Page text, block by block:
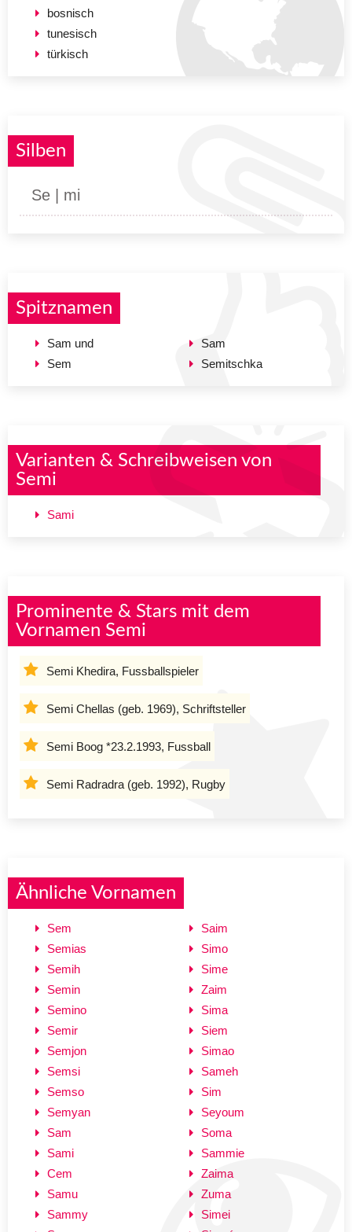
bosnisch
tunesisch
türkisch
Silben
Se | mi
Spitznamen
Sam und
Sem
Sam
Semitschka
Varianten & Schreibweisen von
Semi
Sami
Prominente & Stars mit dem
Vornamen Semi
Semi Khedira, Fussballspieler
Semi Chellas (geb. 1969), Schriftsteller
Semi Boog *23.2.1993, Fussball
Semi Radradra (geb. 1992), Rugby
Ähnliche Vornamen
Sem
Semias
Semih
Semin
Semino
Semir
Semjon
Semsi
Semso
Semyan
Sam
Sami
Cem
Samu
Sammy
Saim
Simo
Sime
Zaim
Sima
Siem
Simao
Sameh
Sim
Seyoum
Soma
Sammie
Zaima
Zuma
Simei